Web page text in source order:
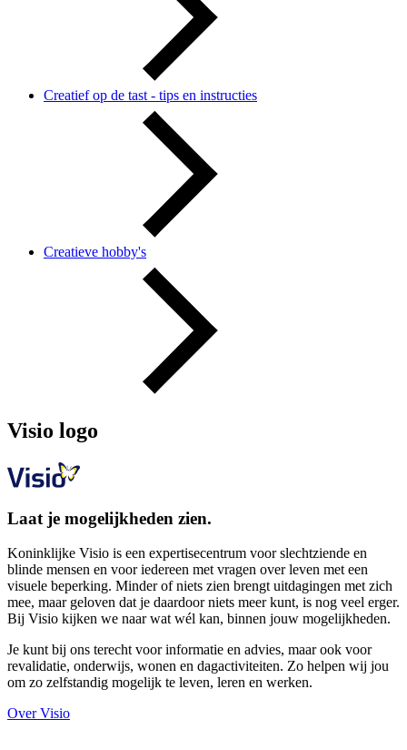
Creatief op de tast - tips en instructies
Creatieve hobby's
Visio logo
Laat je mogelijkheden zien.
Koninklijke Visio is een expertisecentrum voor slechtziende en
blinde mensen en voor iedereen met vragen over leven met een
visuele beperking. Minder of niets zien brengt uitdagingen met zich
mee, maar geloven dat je daardoor niets meer kunt, is nog veel erger.
Bij Visio kijken we naar wat wél kan, binnen jouw mogelijkheden.
Je kunt bij ons terecht voor informatie en advies, maar ook voor
revalidatie, onderwijs, wonen en dagactiviteiten. Zo helpen wij jou
om zo zelfstandig mogelijk te leven, leren en werken.
Over Visio